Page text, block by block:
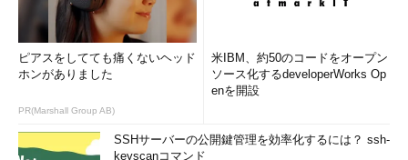
ピアスをしてても痛くないヘッド
ホンがありました
PR(Marshall Group AB)
米IBM、約50のコードをオープン
ソース化するdeveloperWorks Op
enを開設
SSHサーバーの公開鍵管理を効率化するには？ ssh-
keyscanコマンド